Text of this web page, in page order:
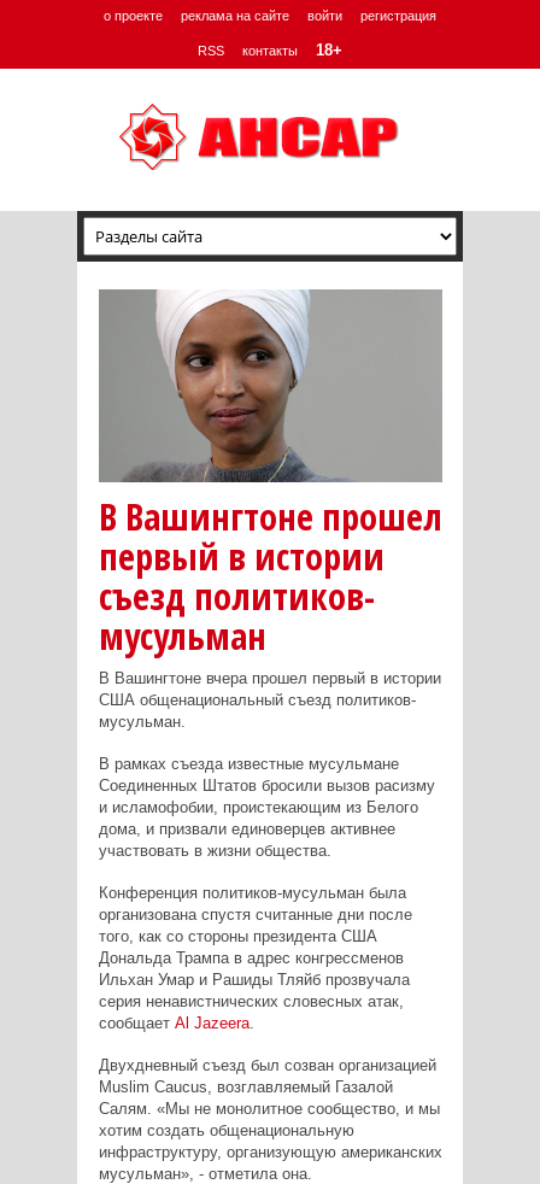
о проекте реклама на сайте войти регистрация
RSS контакты 18+
В Вашингтоне прошел
первый в истории
съезд политиков-
мусульман
В Вашингтоне вчера прошел первый в истории
США общенациональный съезд политиков-
мусульман.
В рамках съезда известные мусульмане
Соединенных Штатов бросили вызов расизму
и исламофобии, проистекающим из Белого
дома, и призвали единоверцев активнее
участвовать в жизни общества.
Конференция политиков-мусульман была
организована спустя считанные дни после
того, как со стороны президента США
Дональда Трампа в адрес конгрессменов
Ильхан Умар и Рашиды Тляйб прозвучала
серия ненавистнических словесных атак,
сообщает Al Jazeera.
Двухдневный съезд был созван организацией
Muslim Caucus , возглавляемый Газалой
Салям. «Мы не монолитное сообщество, и мы
хотим создать общенациональную
инфраструктуру, организующую американских
мусульман», - отметила она.